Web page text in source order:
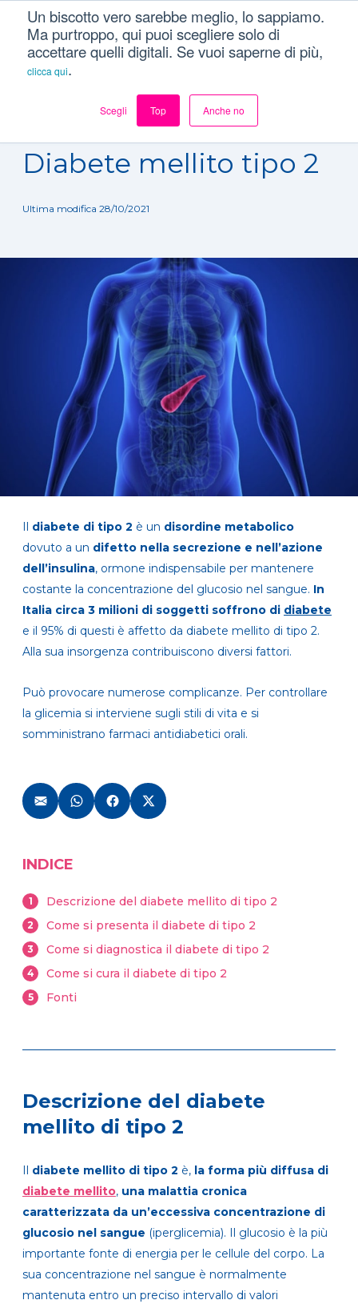
Un biscotto vero sarebbe meglio, lo sappiamo.
Ma purtroppo, qui puoi scegliere solo di
accettare quelli digitali. Se vuoi saperne di più,
clicca qui.
Scegli Top Anche no
Patologie/ Diabete mellito tipo 2
Diabete mellito tipo 2
Ultima modifica 28/10/2021
diabete di tipo 2 è un disordine metabolico
dovuto a un difetto nella secrezione e nell’azione
dell’insulina, ormone indispensabile per mantenere
costante la concentrazione del glucosio nel sangue. In
Italia circa 3 milioni di soggetti soffrono di diabete
e il 95% di questi è affetto da diabete mellito di tipo 2.
Alla sua insorgenza contribuiscono diversi fattori.
Può provocare numerose complicanze. Per controllare
la glicemia si interviene sugli stili di vita e si
somministrano farmaci antidiabetici orali.
INDICE
1 Descrizione del diabete mellito di tipo 2
2 Come si presenta il diabete di tipo 2
3 Come si diagnostica il diabete di tipo 2
4 Come si cura il diabete di tipo 2
5 Fonti
Descrizione del diabete
mellito di tipo 2
diabete mellito di tipo 2 è, la forma più diffusa di
diabete mellito, una malattia cronica
caratterizzata da un’eccessiva concentrazione di
glucosio nel sangue (iperglicemia). Il glucosio è la più
importante fonte di energia per le cellule del corpo. La
sua concentrazione nel sangue è normalmente
mantenuta entro un preciso intervallo di valori